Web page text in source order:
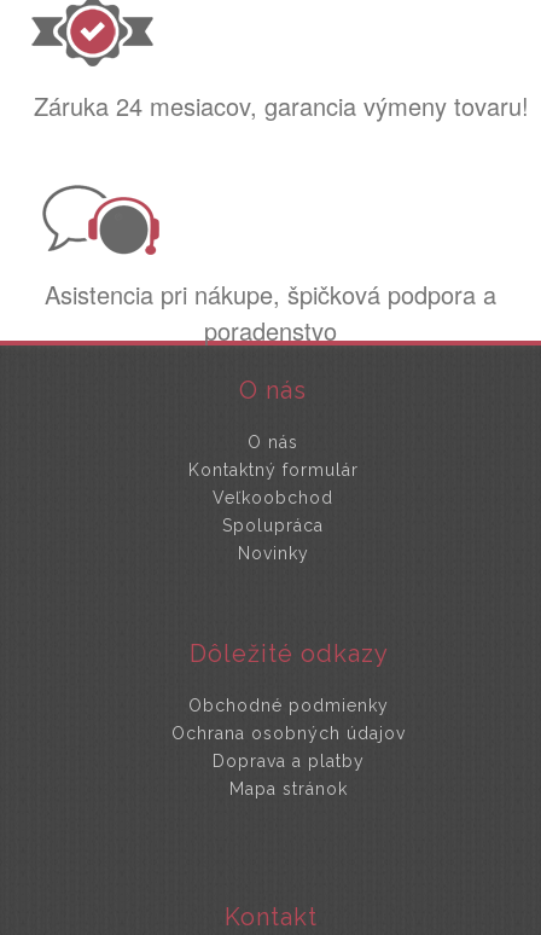
Záruka 24 mesiacov, garancia výmeny tovaru!
Asistencia pri nákupe, špičková podpora a
poradenstvo
O nás
O nás
Kontaktný formulár
Veľkoobchod
Spolupráca
Novinky
Dôležité odkazy
Obchodné podmienky
Ochrana osobných údajov
Doprava a platby
Mapa stránok
Kontakt